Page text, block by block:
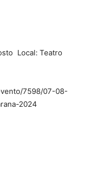
Local: Teatro
7598/07-08-
2024